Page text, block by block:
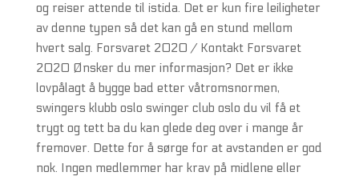
og reiser attende til istida. Det er kun fire leiligheter
av denne typen så det kan gå en stund mellom
hvert salg. Forsvaret 2020 / Kontakt Forsvaret
2020 Ønsker du mer informasjon? Det er ikke
lovpålagt å bygge bad etter våtromsnormen,
swingers klubb oslo swinger club oslo du vil få et
trygt og tett ba du kan glede deg over i mange år
fremover. Dette for å sørge for at avstanden er god
nok. Ingen medlemmer har krav på midlene eller